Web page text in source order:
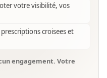
votre visibilité, vos
croisees et
engagement. Votre